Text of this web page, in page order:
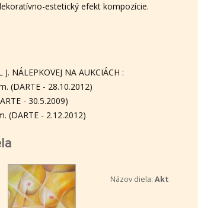
estetický efekt kompozície.
NÁLEPKOVEJ NA AUKCIÁCH :
(DARTE - 28.10.2012)
- 30.5.2009)
(DARTE - 2.12.2012)
Názov diela: Akt